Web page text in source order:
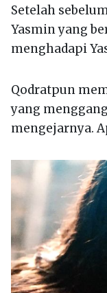
Setelah
Yasmin yang
menghadapi
Qodratpun
yang
mengejarnya.